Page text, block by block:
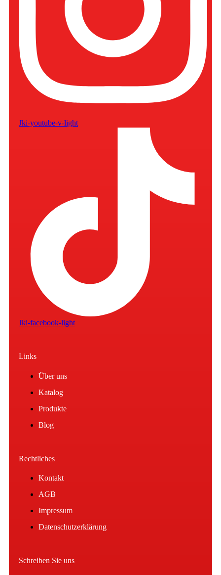
Jki-youtube-v-light
Jki-facebook-light
Links
Über uns
Katalog
Produkte
Blog
Rechtliches
Kontakt
AGB
Impressum
Datenschutzerklärung
Schreiben Sie uns